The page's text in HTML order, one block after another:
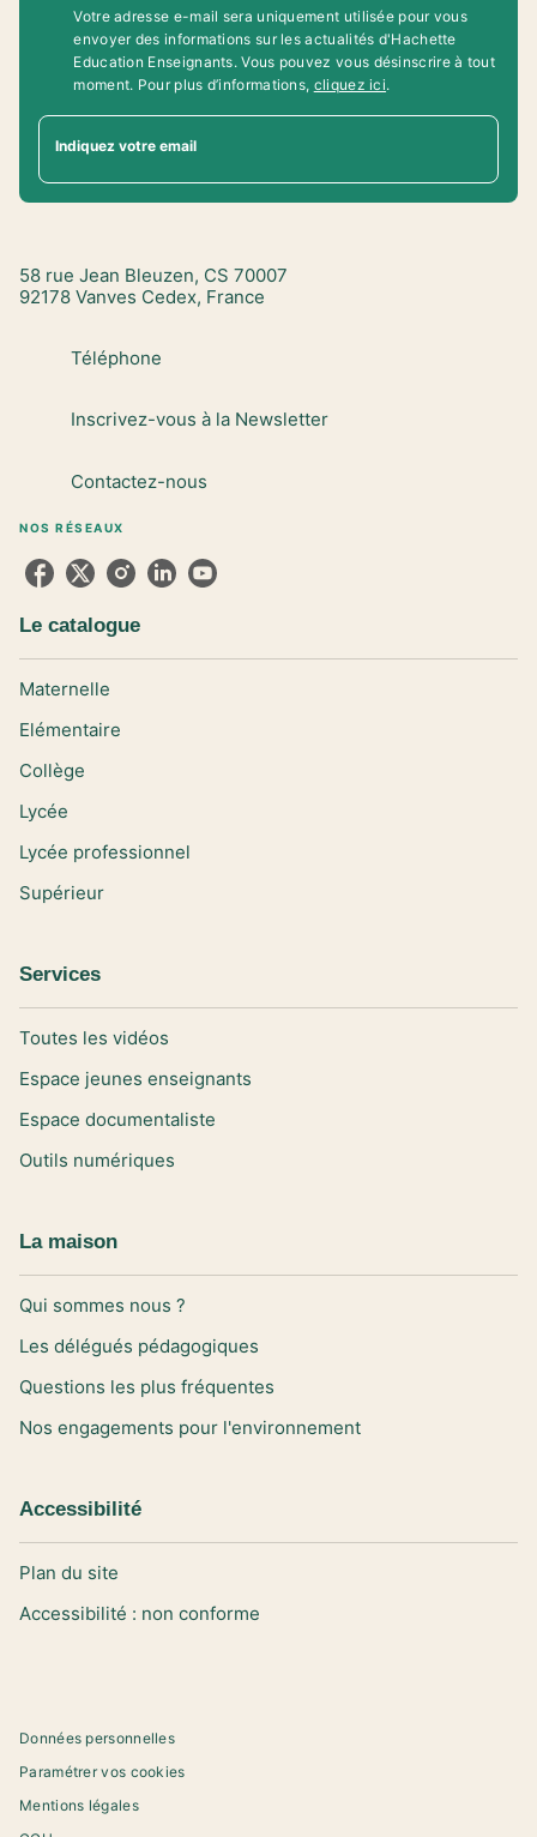
Votre adresse e-mail sera uniquement utilisée pour vous
envoyer des informations sur les actualités d'Hachette
Education Enseignants. Vous pouvez vous désinscrire à tout
moment. Pour plus d’informations, cliquez ici.
Indiquez votre email
58 rue Jean Bleuzen, CS 70007
92178 Vanves Cedex, France
Téléphone
Inscrivez-vous à la Newsletter
Contactez-nous
NOS RÉSEAUX
Le catalogue
Maternelle
Elémentaire
Collège
Lycée
Lycée professionnel
Supérieur
Services
Toutes les vidéos
Espace jeunes enseignants
Espace documentaliste
Outils numériques
La maison
Qui sommes nous ?
Les délégués pédagogiques
Questions les plus fréquentes
Nos engagements pour l'environnement
Accessibilité
Plan du site
Accessibilité : non conforme
Données personnelles
Paramétrer vos cookies
Mentions légales